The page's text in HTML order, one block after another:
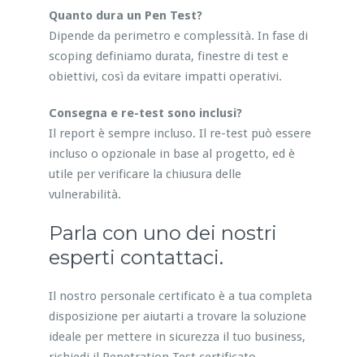
Quanto dura un Pen Test?
Dipende da perimetro e complessità. In fase di
scoping definiamo durata, finestre di test e
obiettivi, così da evitare impatti operativi.
Consegna e re-test sono inclusi?
Il report è sempre incluso. Il re-test può essere
incluso o opzionale in base al progetto, ed è
utile per verificare la chiusura delle
vulnerabilità.
Parla con uno dei nostri
esperti contattaci.
Il nostro personale certificato è a tua completa
disposizione per aiutarti a trovare la soluzione
ideale per mettere in sicurezza il tuo business,